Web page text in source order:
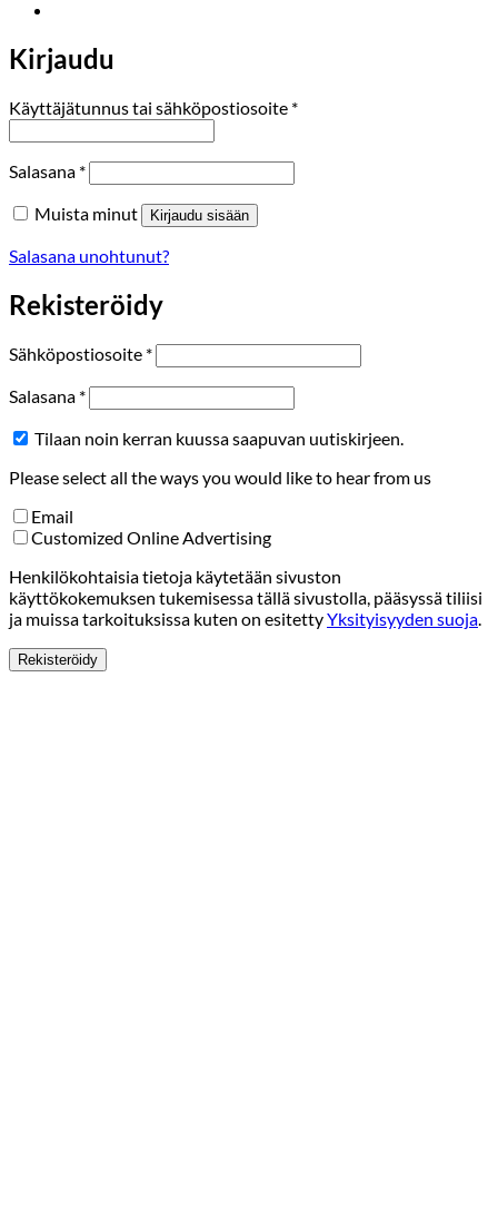
Kirjaudu
Käyttäjätunnus tai sähköpostiosoite *Vaaditaan
Salasana *Vaaditaan
Muista minut Kirjaudu sisään
Salasana unohtunut?
Rekisteröidy
Sähköpostiosoite *Vaaditaan
Salasana *Vaaditaan
Tilaan noin kerran kuussa saapuvan uutiskirjeen.
Please select all the ways you would like to hear from us
Email
Customized Online Advertising
Henkilökohtaisia tietoja käytetään sivuston
käyttökokemuksen tukemisessa tällä sivustolla, pääsyssä tiliisi
ja muissa tarkoituksissa kuten on esitettyYksityisyyden suoja
Rekisteröidy